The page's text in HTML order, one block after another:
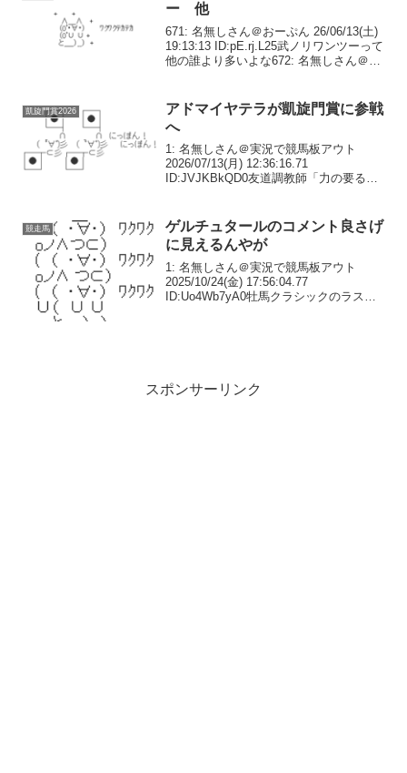
ー 他
671: 名無しさん＠おーぷん 26/06/13(土)
19:13:13 ID:pE.rj.L25武ノリワンツーって
他の誰より多いよな672: 名無しさん＠お
凱旋門賞2026
アドマイヤテラが凱旋門賞に参戦
へ
1: 名無しさん＠実況で競馬板アウト
2026/07/13(月) 12:36:16.71
ID:JVJKBkQD0友道調教師「力の要る馬
ウト 2026/07/13(...
競走馬
ゲルチュタールのコメント良さげ
に見えるんやが
1: 名無しさん＠実況で競馬板アウト
2025/10/24(金) 17:56:04.77
ID:Uo4Wb7yA0牡馬クラシックのラスト
スポンサーリンク